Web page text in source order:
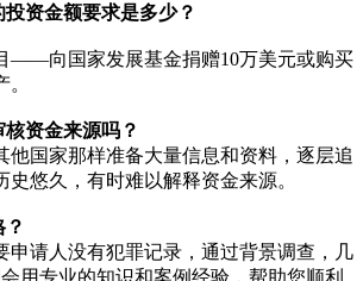
资金额要求是多少？
——向国家发展基金捐赠10万美元或购买
资金来源吗？
他国家那样准备大量信息和资料，逐层追
史悠久，有时难以解释资金来源。
申请人没有犯罪记录，通过背景调查，几
用专业的知识和案例经验，帮助您顺利